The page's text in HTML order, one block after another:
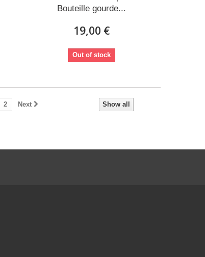
Bouteille gourde...
19,00 €
Out of stock
Show all
2 Next